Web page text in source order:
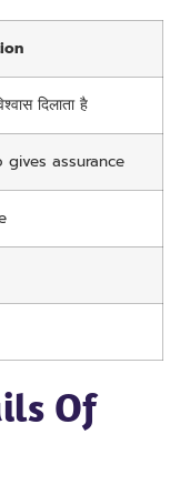
दिलाता है
gives assurance
Of